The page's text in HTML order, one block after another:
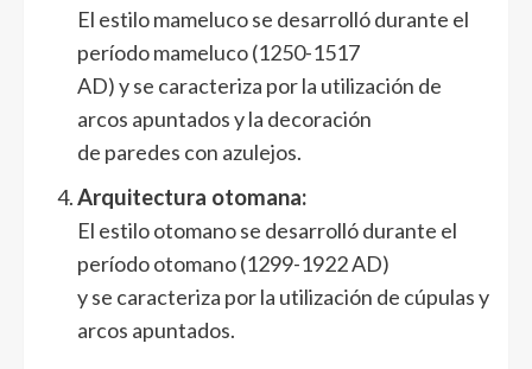
El estilo mameluco se desarrolló durante el
período mameluco (1250-1517
AD) y se caracteriza por la utilización de
arcos apuntados y la decoración
de paredes con azulejos.
Arquitectura otomana:
El estilo otomano se desarrolló durante el
período otomano (1299-1922 AD)
y se caracteriza por la utilización de cúpulas y
arcos apuntados.